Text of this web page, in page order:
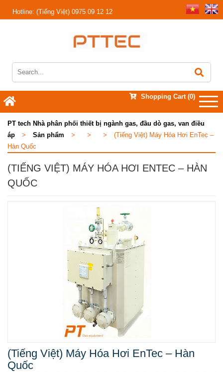
Hotline: (Tiếng Việt) 0975 09 12 12
Shopping Cart (0)
PT tech Nhà phân phối thiết bị ngành gas, đầu dò gas, van điều
áp
> Sản phẩm > > >
(Tiếng Việt) Máy Hóa Hơi EnTec –
Hàn Quốc
(TIẾNG VIỆT) MÁY HÓA HƠI ENTEC – HÀN
QUỐC
(Tiếng Việt) Máy Hóa Hơi EnTec – Hàn
Quốc